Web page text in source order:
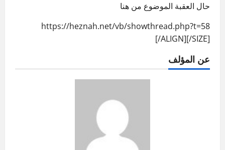
حال العقبة الموضوع من هنا
https://heznah.net/vb/showthread.php?t=58
[/ALIGN][/SIZE]
عن المؤلف